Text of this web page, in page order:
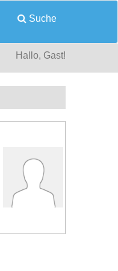
Suche
Hallo, Gast!